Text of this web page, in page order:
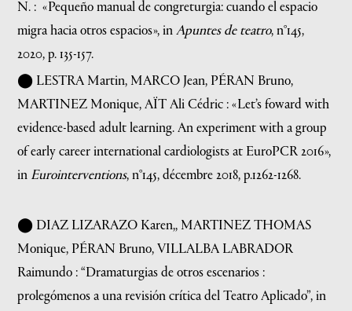
N. : «Pequeño manual de congreturgia: cuando el espacio
migra hacia otros espacios», inApuntes de teatro, n°145,
2020, p. 135-157.
⬤ LESTRA Martin, MARCO Jean, PÉRAN Bruno,
MARTINEZ Monique, AÏT Ali Cédric : « Let’s foward with
evidence-based adult learning.An experiment with a group
of early career international cardiologists at EuroPCR 2016 »,
in Eurointerventions, n°145, décembre 2018, p.1262-1268.
⬤ DIAZ LIZARAZO Karen,, MARTINEZ THOMAS
Monique, PÉRAN Bruno, VILLALBA LABRADOR
Raimundo : “Dramaturgias de otros escenarios :
prolegómenos a una revisión crítica del Teatro Aplicado”, in